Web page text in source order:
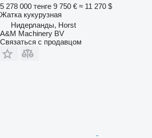
5 278 000 тенге 9 750 € ≈ 11 270 $
Жатка кукурузная
Нидерланды, Horst
A&M Machinery BV
Связаться с продавцом